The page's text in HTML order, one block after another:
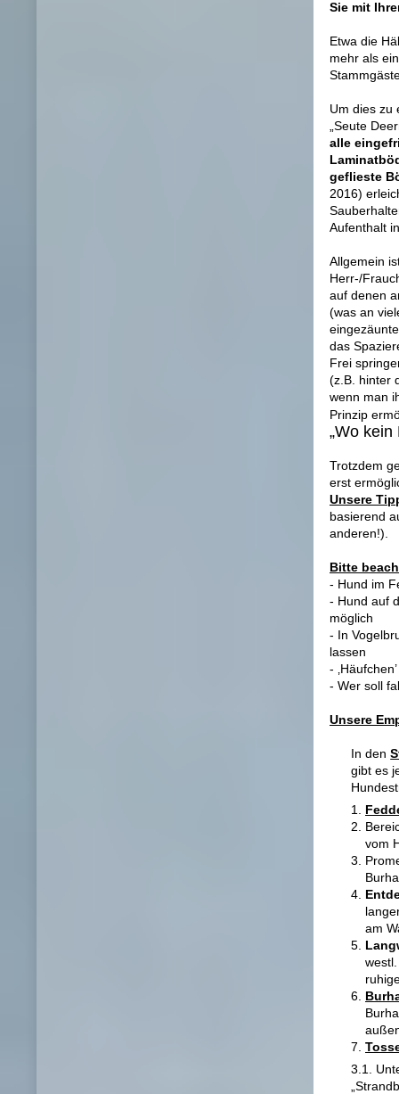
Sie mit
Etwa die
mehr als
Um dies zu
„Seute
alle
geflieste
2016)
Aufenthalt
Allgemein
Herr-/
auf denen
(was an
das
Frei
(z.B. hinter
wenn man
Prinzip
„Wo
Trotzdem
erst
Unsere
basierend
anderen!).
Bitte
- Hund im
- Hund auf
möglich
- In
lassen
-
- Wer soll
Unsere
In den
gibt es
vom
am
3.1.